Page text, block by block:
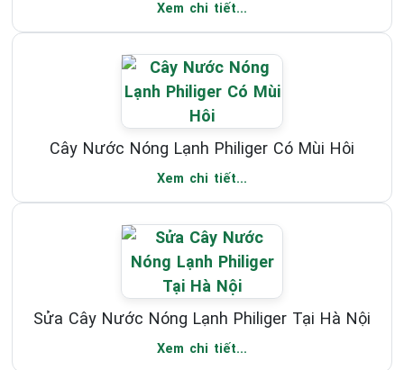
Xem chi tiết...
Cây Nước Nóng Lạnh Philiger Có Mùi Hôi
Xem chi tiết...
Sửa Cây Nước Nóng Lạnh Philiger Tại Hà Nội
Xem chi tiết...